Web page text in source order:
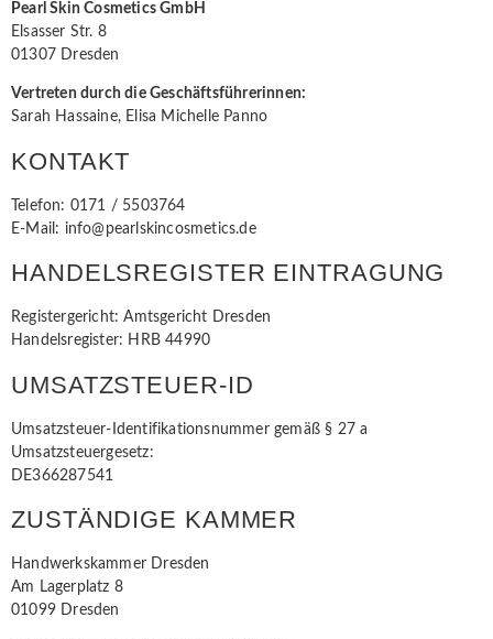
Pearl Skin Cosmetics GmbH
Elsasser Str. 8
01307 Dresden
Vertreten durch die Geschäftsführerinnen:
Sarah Hassaine, Elisa Michelle Panno
KONTAKT
Telefon: 0171 / 5503764
E-Mail: info@pearlskincosmetics.de
HANDELSREGISTER EINTRAGUNG
Registergericht: Amtsgericht Dresden
Handelsregister: HRB 44990
UMSATZSTEUER-ID
Umsatzsteuer-Identifikationsnummer gemäß § 27 a
Umsatzsteuergesetz:
DE366287541
ZUSTÄNDIGE KAMMER
Handwerkskammer Dresden
Am Lagerplatz 8
01099 Dresden